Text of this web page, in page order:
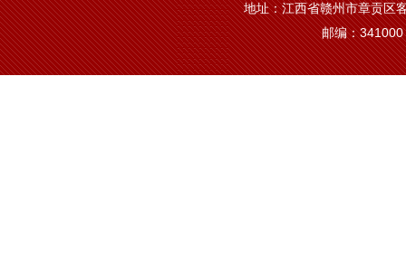
地址：江西省赣州市章贡区
邮编：341000